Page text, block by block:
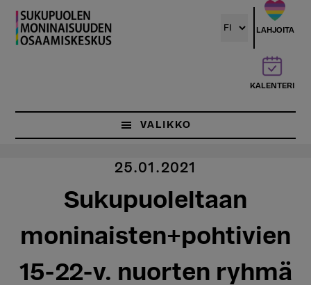
Hyppää
pääsisältöön
LAHJOITA
KALENTERI
VALIKKO
25.01.2021
Sukupuoleltaan
moninaisten+pohtivien
15-22-v. nuorten ryhmä